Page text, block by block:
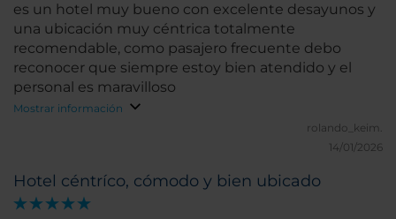
es un hotel muy bueno con excelente desayunos y
una ubicación muy céntrica totalmente
recomendable, como pasajero frecuente debo
reconocer que siempre estoy bien atendido y el
personal es maravilloso
Mostrar información
rolando_keim.
14/01/2026
Hotel céntríco, cómodo y bien ubicado